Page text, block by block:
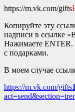
https://m.vk.com/gifts
Копируйте эту
надписи в ссылке
Нажимаете ENTER.
с подарками.
В моем случае
https://m.vk.com/gifts